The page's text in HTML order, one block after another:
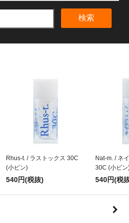
検索
Rhus-t. / ラストックス 30C
(小ビン)
540円(税抜)
Nat-m. / ネ
30C (小ビン
540円(税